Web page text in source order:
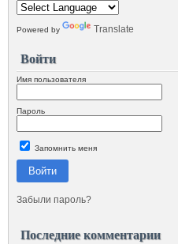
Powered by Translate
Войти
Имя пользователя
Пароль
Запомнить меня
Войти
Забыли пароль?
Последние комментарии